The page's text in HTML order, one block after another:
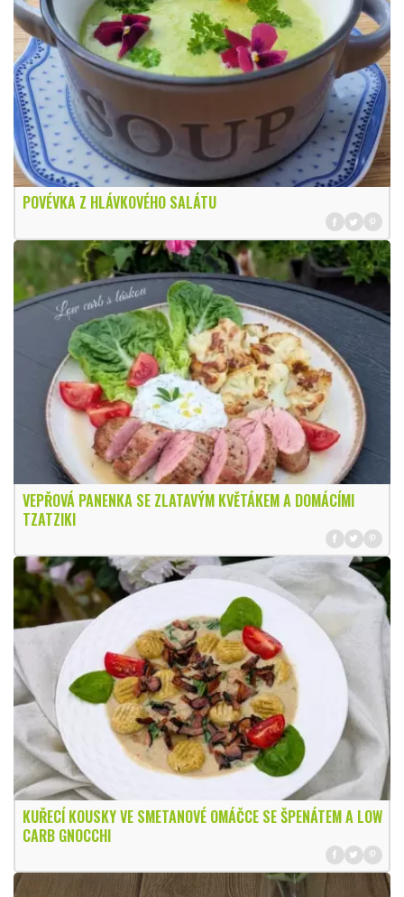
POVÉVKA Z HLÁVKOVÉHO SALÁTU
VEPŘOVÁ PANENKA SE ZLATAVÝM KVĚTÁKEM A DOMÁCÍMI
TZATZIKI
KUŘECÍ KOUSKY VE SMETANOVÉ OMÁČCE SE ŠPENÁTEM A LOW
CARB GNOCCHI